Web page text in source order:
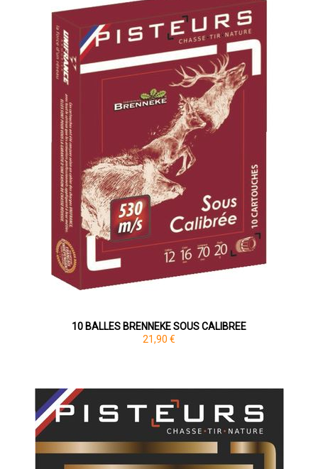
10 BALLES BRENNEKE SOUS CALIBREE
21,90 €